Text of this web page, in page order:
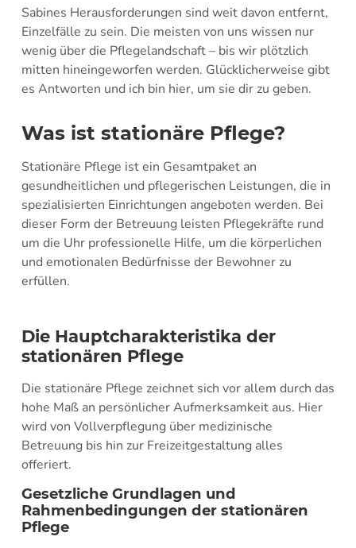
Sabines Herausforderungen sind weit davon entfernt,
Einzelfälle zu sein. Die meisten von uns wissen nur
wenig über die Pflegelandschaft – bis wir plötzlich
mitten hineingeworfen werden. Glücklicherweise gibt
es Antworten und ich bin hier, um sie dir zu geben.
Was ist stationäre Pflege?
Stationäre Pflege ist ein Gesamtpaket an
gesundheitlichen und pflegerischen Leistungen, die in
spezialisierten Einrichtungen angeboten werden. Bei
dieser Form der Betreuung leisten Pflegekräfte rund
um die Uhr professionelle Hilfe, um die körperlichen
und emotionalen Bedürfnisse der Bewohner zu
erfüllen.
Die Hauptcharakteristika der
stationären Pflege
Die stationäre Pflege zeichnet sich vor allem durch das
hohe Maß an persönlicher Aufmerksamkeit aus. Hier
wird von Vollverpflegung über medizinische
Betreuung bis hin zur Freizeitgestaltung alles
offeriert.
Gesetzliche Grundlagen und
Rahmenbedingungen der stationären
Pflege